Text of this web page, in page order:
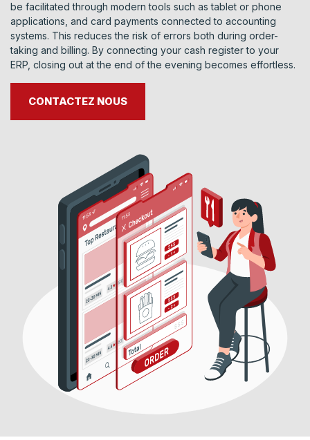
be facilitated through modern tools such as tablet or phone
applications, and card payments connected to accounting
systems. This reduces the risk of errors both during order-
taking and billing. By connecting your cash register to your
ERP, closing out at the end of the evening becomes effortless.
CONTACTEZ NOUS